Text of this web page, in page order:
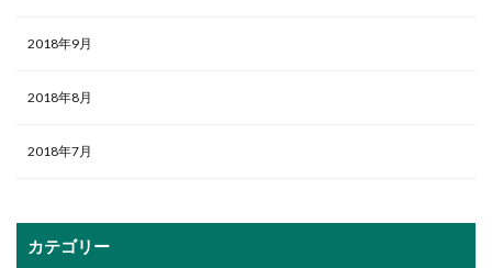
2018年9月
2018年8月
2018年7月
カテゴリー